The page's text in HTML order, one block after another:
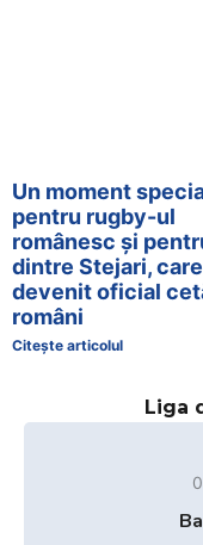
Un moment
pentru rugby-ul
românesc și
dintre Stejari,
devenit oficial
români
Citește articolul
Liga